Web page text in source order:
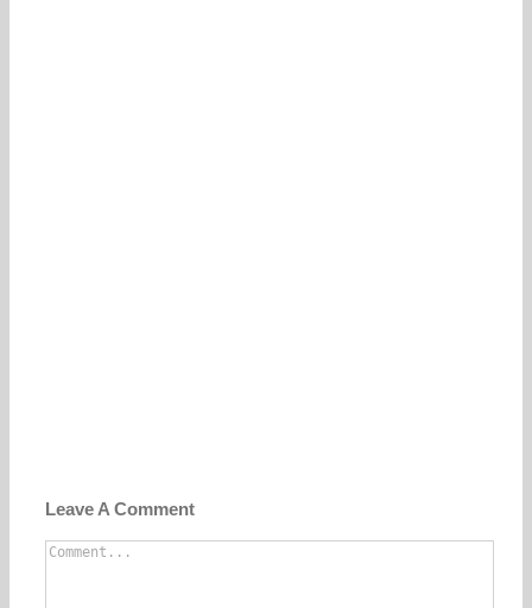
Leave A Comment
Comment